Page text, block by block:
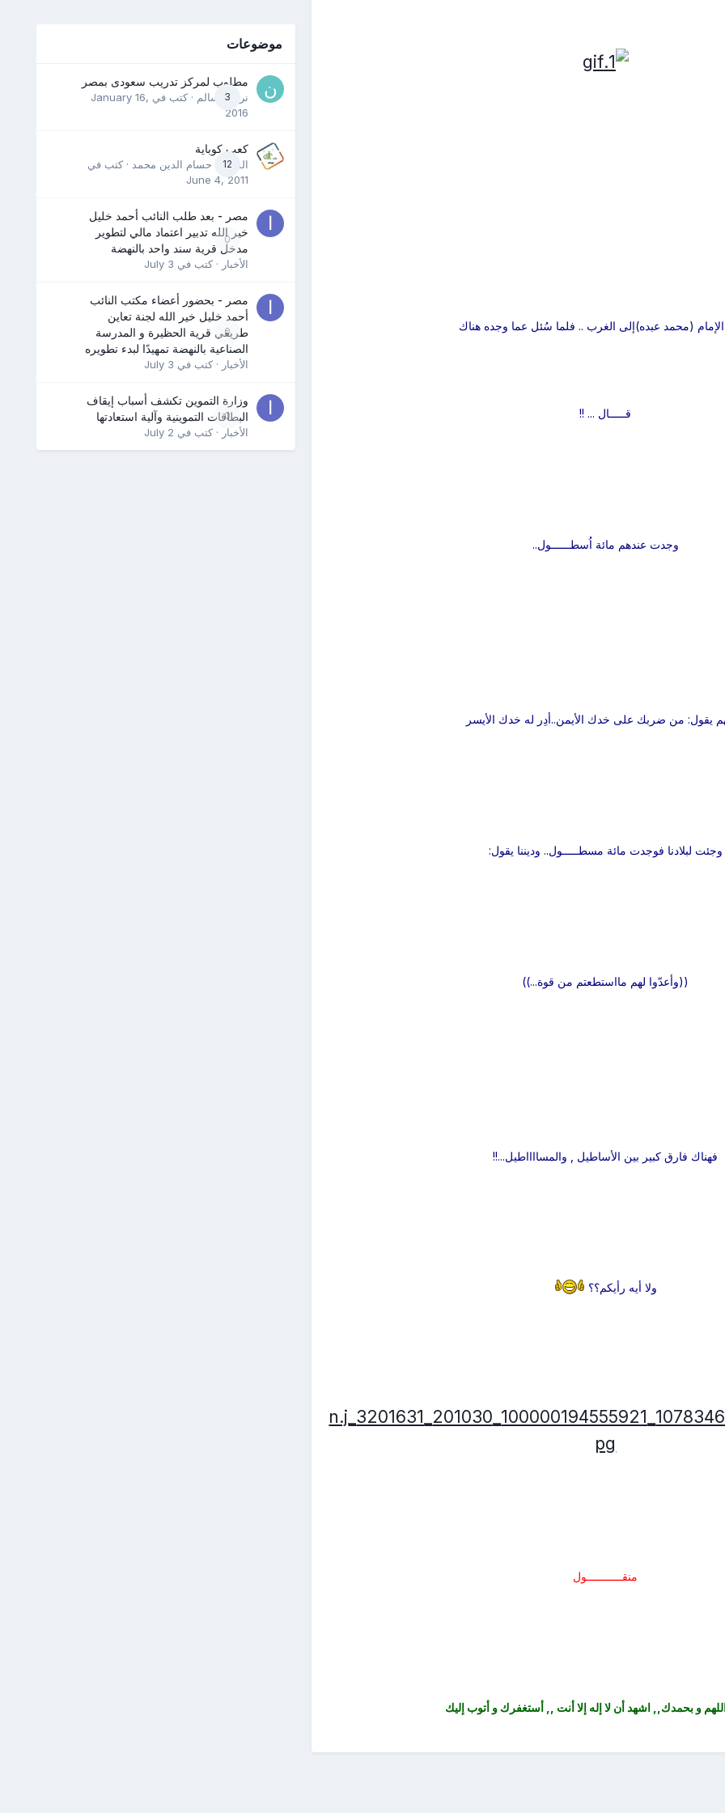
(محمد عبده)إلى الغرب .. فلما سُئل عما وجده هناك
قـــــال ... !!
وجدت عندهم مائة اُسطــــــول..
يقول: من ضربك على خدك الأيمن..أدِر له خدك الأيسر
وجئت لبلادنا فوجدت مائة مسطـــــول.. وديننا يقول:
((وأعدّوا لهم مااستطعتم من قوة...))
فهناك فارق كبير بين الأساطيل , والمسااااطيل...!!
ولا أيه رأيكم؟؟
منقـــــــــــول
و بحمدك,, اشهد أن لا إله إلا أنت ,, أستغفرك و أتوب إليك
موضوعات
3
مطلوب لمركز تدريب سعودى بمصر
نرمين سالم · كتب في January 16,
2016
12
كعب كوباية
المدرب حسام الدين محمد · كتب في
June 4, 2011
0
مصر - بعد طلب النائب أحمد خليل
خير الله تدبير اعتماد مالي لتطوير
مدخل قرية سند واحد بالنهضة
الأخبار · كتب في July 3
0
مصر - بحضور أعضاء مكتب النائب
أحمد خليل خير الله لجنة تعاين
طريقي قرية الحظيرة و المدرسة
الصناعية بالنهضة تمهيدًا لبدء تطويره
الأخبار · كتب في July 3
0
وزارة التموين تكشف أسباب إيقاف
البطاقات التموينية وآلية استعادتها
الأخبار · كتب في July 2